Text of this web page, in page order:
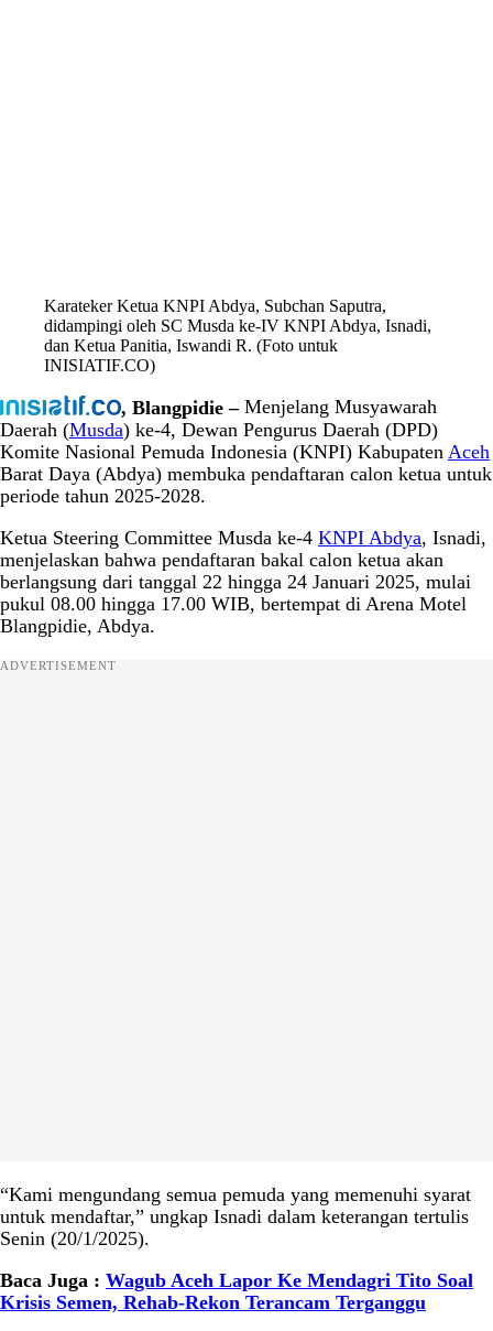
Karateker Ketua KNPI Abdya, Subchan Saputra,
didampingi oleh SC Musda ke-IV KNPI Abdya, Isnadi,
dan Ketua Panitia, Iswandi R. (Foto untuk
INISIATIF.CO)
, Blangpidie – Menjelang Musyawarah
Daerah (Musda) ke-4, Dewan Pengurus Daerah (DPD)
Komite Nasional Pemuda Indonesia (KNPI) Kabupaten Aceh
Barat Daya (Abdya) membuka pendaftaran calon ketua untuk
periode tahun 2025-2028.
Ketua Steering Committee Musda ke-4 KNPI Abdya, Isnadi,
menjelaskan bahwa pendaftaran bakal calon ketua akan
berlangsung dari tanggal 22 hingga 24 Januari 2025, mulai
pukul 08.00 hingga 17.00 WIB, bertempat di Arena Motel
Blangpidie, Abdya.
ADVERTISEMENT
“Kami mengundang semua pemuda yang memenuhi syarat
untuk mendaftar,” ungkap Isnadi dalam keterangan tertulis
Senin (20/1/2025).
Baca Juga : Wagub Aceh Lapor Ke Mendagri Tito Soal
Krisis Semen, Rehab-Rekon Terancam Terganggu